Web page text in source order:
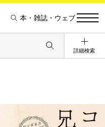
本・雑誌・ウェブ
詳細検索